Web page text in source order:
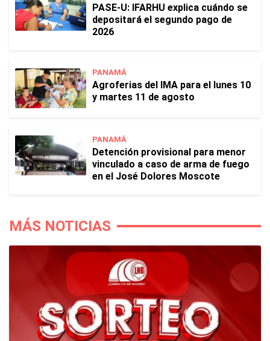
PASE-U: IFARHU explica cuándo se
depositará el segundo pago de
2026
PANAMÁ
Agroferias del IMA para el lunes 10
y martes 11 de agosto
PANAMÁ
Detención provisional para menor
vinculado a caso de arma de fuego
en el José Dolores Moscote
MÁS NOTICIAS